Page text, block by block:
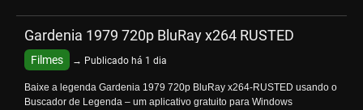
Gardenia 1979 720p BluRay x264 RUSTED
Filmes → Publicado há 1 dia
Baixe a legenda Gardenia 1979 720p BluRay x264-RUSTED usando o
Buscador de Legenda – um aplicativo gratuito para Windows